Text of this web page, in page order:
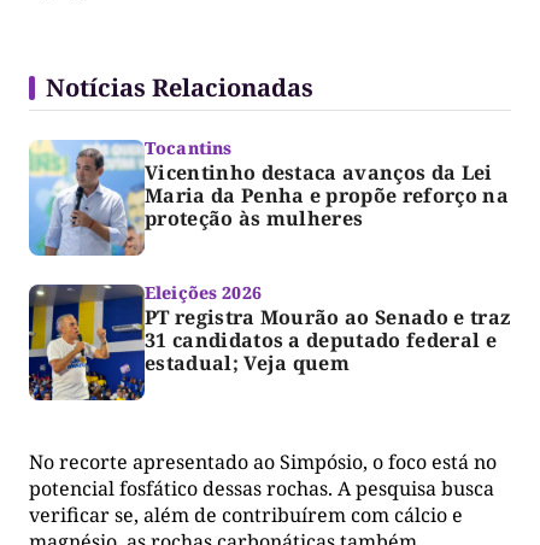
Notícias Relacionadas
Tocantins
Vicentinho destaca avanços da Lei
Maria da Penha e propõe reforço na
proteção às mulheres
Eleições 2026
PT registra Mourão ao Senado e traz
31 candidatos a deputado federal e
estadual; Veja quem
No recorte apresentado ao Simpósio, o foco está no
potencial fosfático dessas rochas. A pesquisa busca
verificar se, além de contribuírem com cálcio e